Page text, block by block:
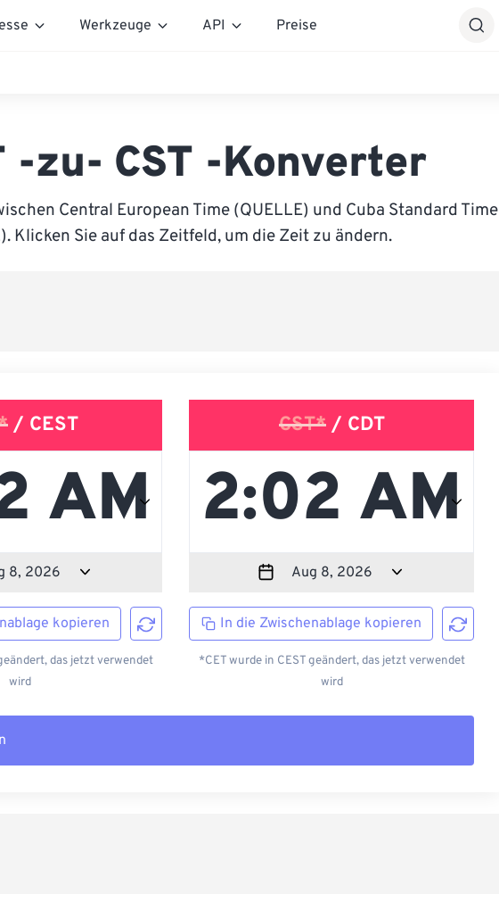
Werkzeuge API Preise
-zu- CST -Konverter
Central European Time (QUELLE) und Cuba Standard Time
Klicken Sie auf das Zeitfeld, um die Zeit zu ändern.
/ CEST
kopieren
das jetzt verwendet
wird
CST*/ CDT
In die Zwischenablage kopieren
*CET wurde in CEST geändert, das jetzt verwendet
wird